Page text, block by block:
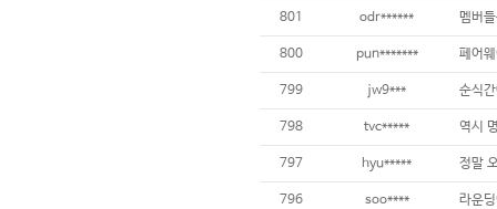
801 odr******
800 pun*******
799 jw9***
798 tvc*****
797 hyu*****
796 soo****